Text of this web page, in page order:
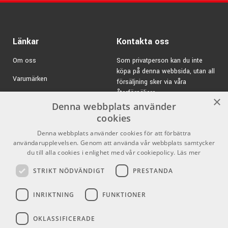
24.9" skala
Länkar
Om oss
Varumärken
Försäljningsvillkor
Inlogg för återförsäljare
Kontakta oss
Som privatperson kan du inte
köpa på denna webbsida, utan all
försäljning sker via våra
återförsäljare.
E-post:info@emnordic.se
×
Denna webbplats använder
cookies
Denna webbplats använder cookies för att förbättra
användarupplevelsen. Genom att använda vår webbplats samtycker
du till alla cookies i enlighet med vår cookiepolicy. Läs mer
STRIKT NÖDVÄNDIGT PRESTANDA
INRIKTNING FUNKTIONER
OKLASSIFICERADE